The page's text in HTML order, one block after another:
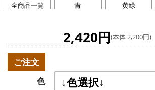
全商品一覧 青 黄緑
2,420円(本体 2,200円)
ご注文
色